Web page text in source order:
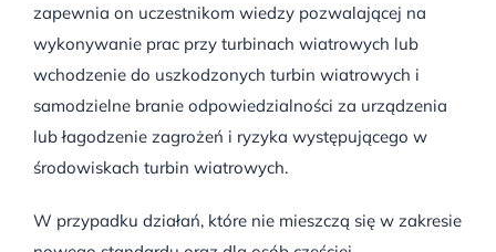
zapewnia on uczestnikom wiedzy pozwalającej na
wykonywanie prac przy turbinach wiatrowych lub
wchodzenie do uszkodzonych turbin wiatrowych i
samodzielne branie odpowiedzialności za urządzenia
lub łagodzenie zagrożeń i ryzyka występującego w
środowiskach turbin wiatrowych.
W przypadku działań, które nie mieszczą się w zakresie